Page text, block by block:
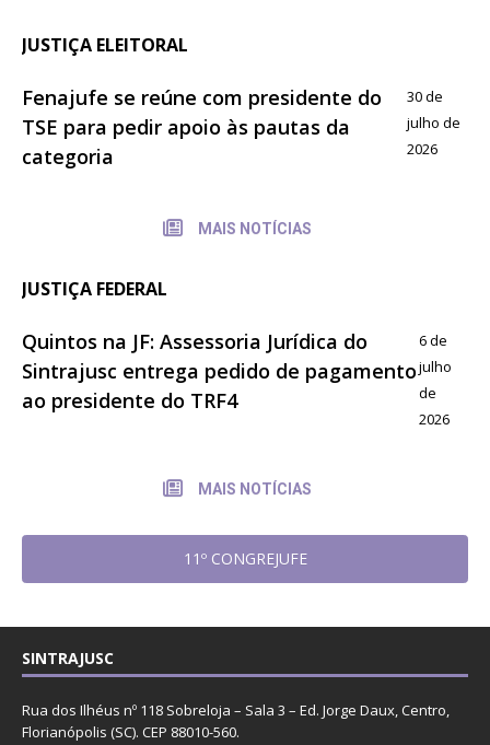
JUSTIÇA ELEITORAL
Fenajufe se reúne com presidente do
TSE para pedir apoio às pautas da
categoria
30 de
julho de
2026
MAIS NOTÍCIAS
JUSTIÇA FEDERAL
Quintos na JF: Assessoria Jurídica do
Sintrajusc entrega pedido de pagamento
ao presidente do TRF4
6 de
julho
de
2026
MAIS NOTÍCIAS
11º CONGREJUFE
SINTRAJUSC
Rua dos Ilhéus nº 118 Sobreloja – Sala 3 – Ed. Jorge Daux, Centro,
Florianópolis (SC). CEP 88010-560.